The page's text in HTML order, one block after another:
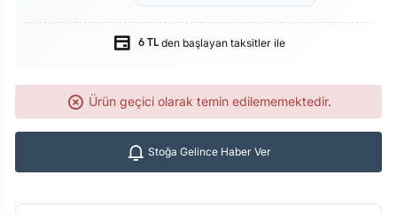
6 TLden başlayan taksitler ile
Ürün geçici olarak temin edilememektedir.
Stoğa Gelince Haber Ver